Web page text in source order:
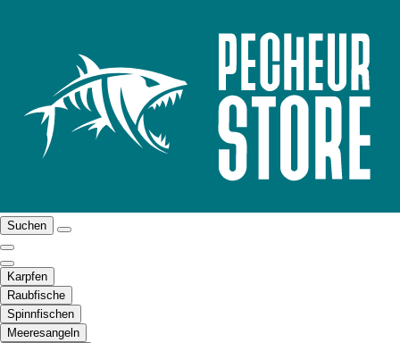
Suchen
Karpfen
Raubfische
Spinnfischen
Meeresangeln